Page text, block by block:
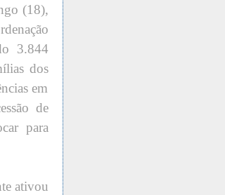
(18),
3.844
dos
em
de
para
ativou